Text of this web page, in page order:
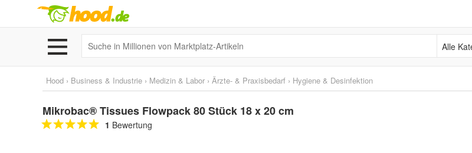
Alle
Hood › Business & Industrie › Medizin & Labor › Ärzte- & Praxisbedarf › Hygiene & Desinfektion
Mikrobac® Tissues Flowpack 80 Stück 18 x 20 cm
1 Bewertung